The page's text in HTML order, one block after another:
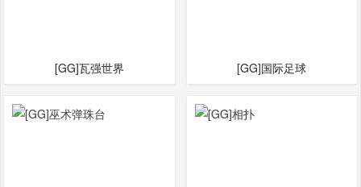
[GG]瓦强世界 [GG]国际足球